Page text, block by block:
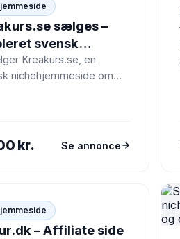
sælges –
svensk
affiliate-side om
kurser og
Kreakurs.se, en
nichehjemmeside om
kr. Se annonce
– Affiliate side